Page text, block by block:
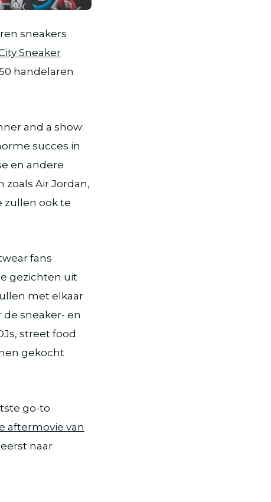
sneakers
Sneaker
handelaren
and a show:
succes in
en andere
Air Jordan,
zullen ook te
fans
gezichten uit
met elkaar
sneaker- en
street food
gekocht
go-to
aftermovie van
naar